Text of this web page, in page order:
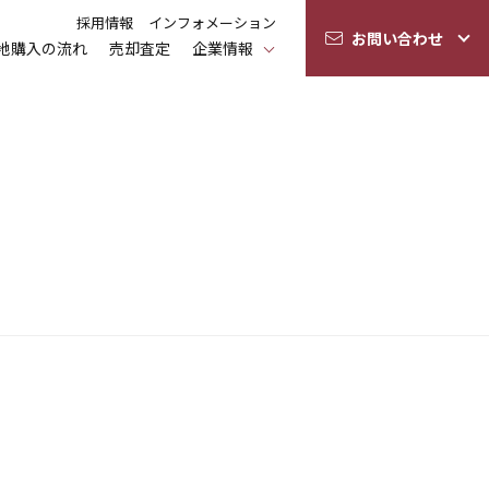
採用情報 インフォメーション
購入の流れ 売却査定 企業情報 お問い合わせ